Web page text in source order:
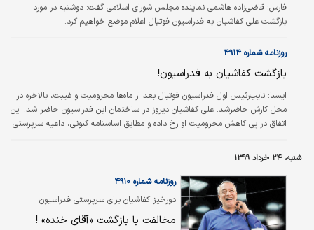
فارس: قاضی‌زاده هاشمی نماینده مجلس شورای اسلامی گفت: دوشنبه در مورد
بازگشت علی کفاشیان به فدراسیون فوتبال اعلام موضع خواهیم کرد.
روزنامه شماره ۴۹۱۴
بازگشت کفاشیان به فدراسیون!
ایسنا: نایب‌رئیس اول فدراسیون فوتبال بعد از ماه‌ها محرومیت و غیبت، بالاخره در
محل کارش حاضرشد. علی کفاشیان دیروز در ساختمان این فدراسیون حاضر شد. این
اتفاق در پی کاهش محرومیت او رخ داده و مطابق اساسنامه کنونی، داعیه سرپرستی
کفاشیان تاکنون موفق به حضور در جلسات هیات‌رئیسه به‌منظور تعیین تکلیف
بازگشتش به فدراسیون فوتبال نشده است. او در مراجعه به فدراسیون به علت
حضور بهاروند در سازمان لیگ نتوانست با نایب‌رئیس دوم و سرپرست فعلی
فدراسیون…
شنبه، ۲۴ خرداد ۱۳۹۹
دورخیز کفاشیان برای سرپرستی فدراسیون
روزنامه شماره ۴۹۱۰
مخالفت با بازگشت «آقای خنده» !